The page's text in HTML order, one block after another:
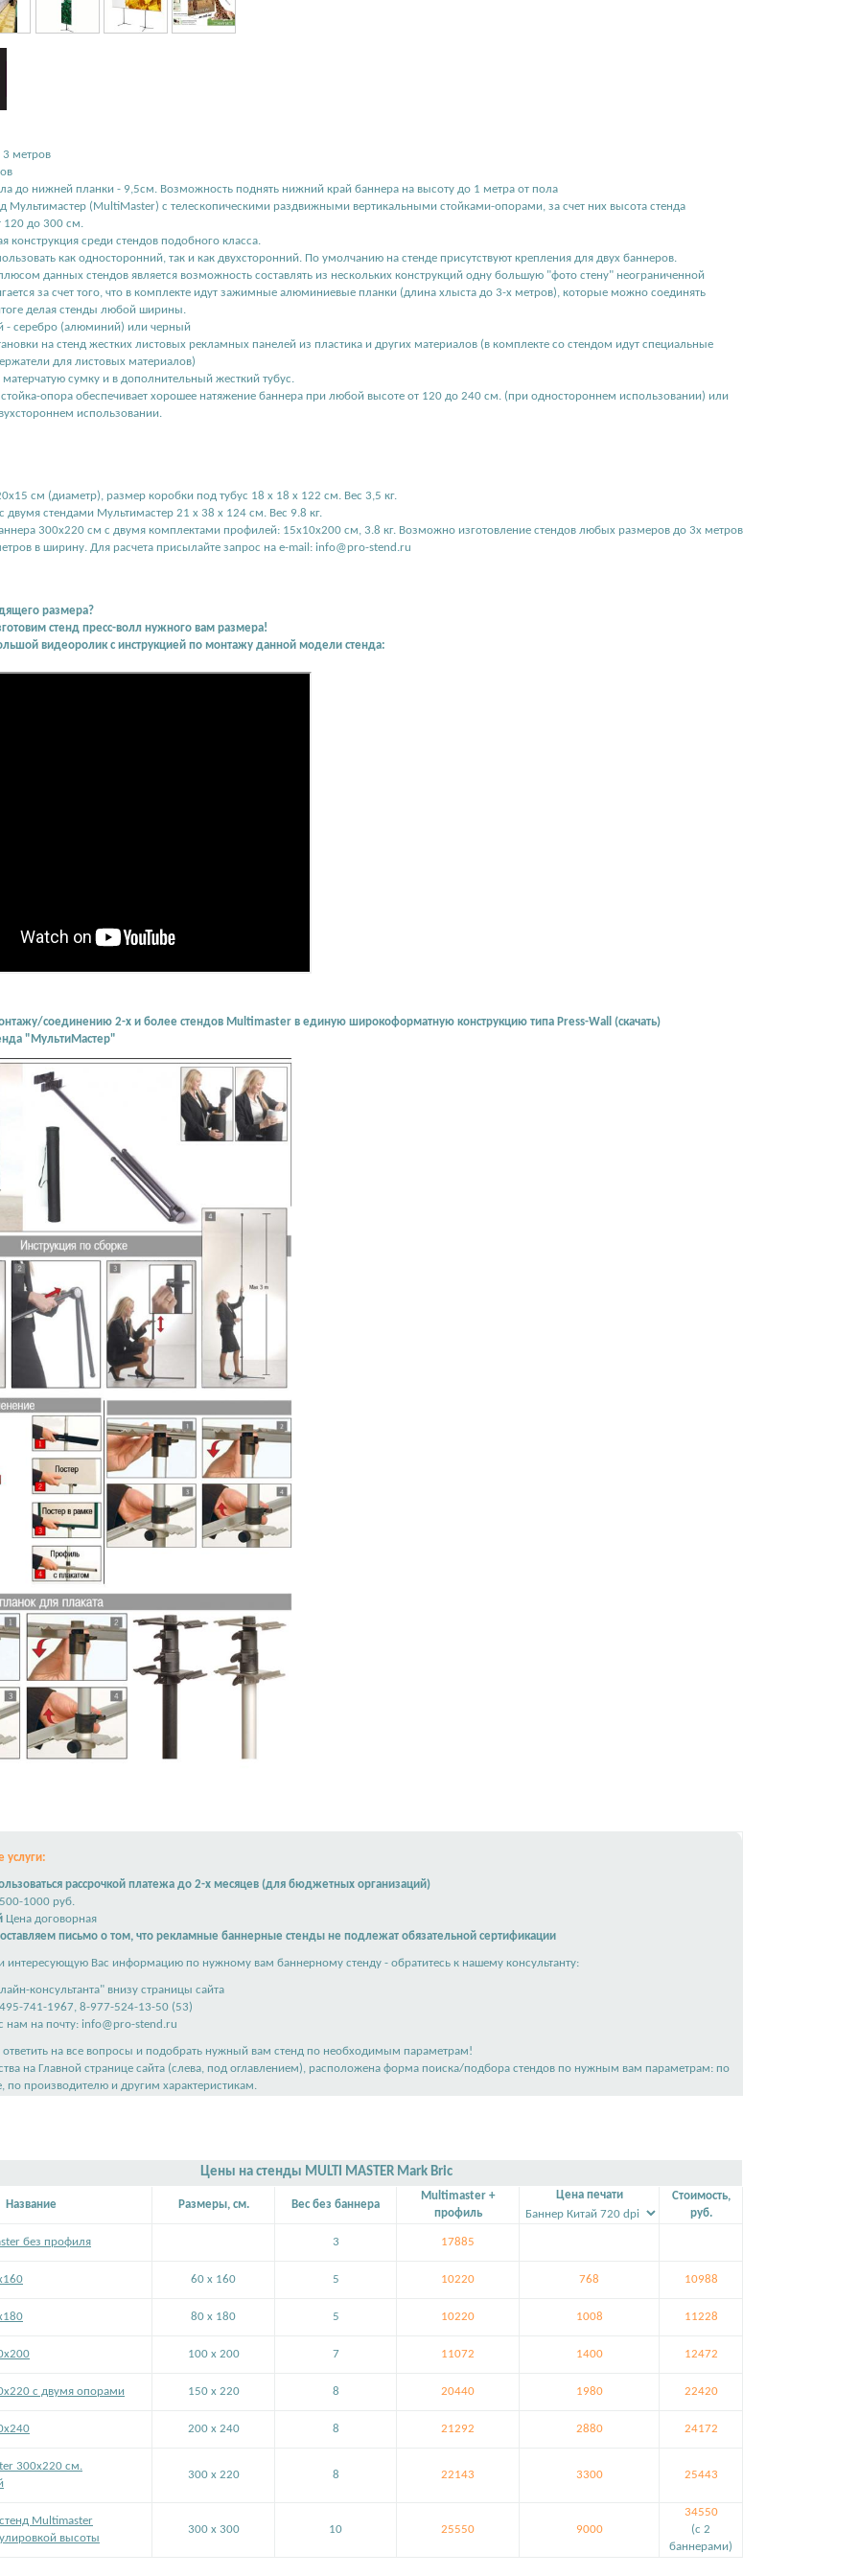
3 метров
до нижней планки - 9,5см. Возможность поднять нижний край баннера на высоту до 1 метра от пола
Мультимастер (MultiMaster) с телескопическими раздвижными вертикальными стойками-опорами, за счет них высота стенда
120 до 300 см.
конструкция среди стендов подобного класса.
как односторонний, так и как двухсторонний. По умолчанию на стенде присутствуют крепления для двух баннеров.
данных стендов является возможность составлять из нескольких конструкций одну большую "фото стену" неограниченной
за счет того, что в комплекте идут зажимные алюминиевые планки (длина хлыста до 3-х метров), которые можно соединять
делая стенды любой ширины.
- серебро (алюминий) или черный
на стенд жестких листовых рекламных панелей из пластика и других материалов (в комплекте со стендом идут специальные
для листовых материалов)
матерчатую сумку и в дополнительный жесткий тубус.
стойка-опора обеспечивает хорошее натяжение баннера при любой высоте от 120 до 240 см. (при одностороннем использовании) или
использовании.
см (диаметр), размер коробки под тубус 18 х 18 х 122 см. Вес 3,5 кг.
двумя стендами Мультимастер 21 х 38 х 124 см. Вес 9.8 кг.
300х220 см с двумя комплектами профилей: 15х10х200 см, 3.8 кг. Возможно изготовление стендов любых размеров до 3х метров
в ширину. Для расчета присылайте запрос на e-mail: info@pro-stend.ru
размера?
стенд пресс-волл нужного вам размера!
видеоролик с инструкцией по монтажу данной модели стенда:
соединению 2-х и более стендов Multimaster в единую широкоформатную конструкцию типа Press-Wall (скачать)
"МультиМастер"
услуги:
рассрочкой платежа до 2-х месяцев (для бюджетных организаций)
1000 руб.
Цена договорная
письмо о том, что рекламные баннерные стенды не подлежат обязательной сертификации
интересующую Вас информацию по нужному вам баннерному стенду - обратитесь к нашему консультанту:
консультанта" внизу страницы сайта
741-1967, 8-977-524-13-50 (53)
нам на почту: info@pro-stend.ru
на все вопросы и подобрать нужный вам стенд по необходимым параметрам!
на Главной странице сайта (слева, под оглавлением), расположена форма поиска/подбора стендов по нужным вам параметрам: по
по производителю и другим характеристикам.
Цены на стенды MULTI MASTER Mark Bric
Название Размеры, см. Вес без баннера
Multimaster +
профиль
Цена печати
Стоимость,
руб.
без профиля 3 17885
60 x 160 5 10220 768 10988
80 x 180 5 10220 1008 11228
100 x 200 7 11072 1400 12472
с двумя опорами 150 x 220 8 20440 1980 22420
200 x 240 8 21292 2880 24172
300х220 см.
300 x 220 8 22143 3300 25443
Multimaster
высоты
300 x 300 10 25550 9000
34550
(c 2
баннерами)